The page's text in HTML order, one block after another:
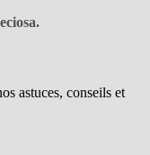
astuces, conseils et